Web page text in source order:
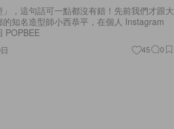
，這句話可一點都沒有錯！先前我們才跟大
知名造型師小西恭平，在個人 Instagram
POPBEE
45 0